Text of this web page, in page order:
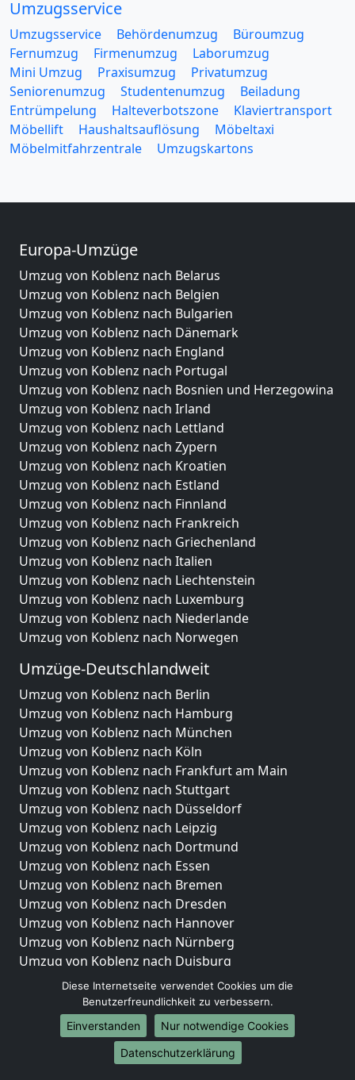
Umzugsservice
Umzugsservice Behördenumzug
Büroumzug
Fernumzug
Firmenumzug
Laborumzug
Mini Umzug
Praxisumzug
Privatumzug
Seniorenumzug
Studentenumzug
Beiladung
Entrümpelung
Halteverbotszone
Klaviertransport
Möbellift
Haushaltsauflösung
Möbeltaxi
Möbelmitfahrzentrale
Umzugskartons
Europa-Umzüge
Umzug von Koblenz nach Belarus
Umzug von Koblenz nach Belgien
Umzug von Koblenz nach Bulgarien
Umzug von Koblenz nach Dänemark
Umzug von Koblenz nach England
Umzug von Koblenz nach Portugal
Umzug von Koblenz nach Bosnien und Herzegowina
Umzug von Koblenz nach Irland
Umzug von Koblenz nach Lettland
Umzug von Koblenz nach Zypern
Umzug von Koblenz nach Kroatien
Umzug von Koblenz nach Estland
Umzug von Koblenz nach Finnland
Umzug von Koblenz nach Frankreich
Umzug von Koblenz nach Griechenland
Umzug von Koblenz nach Italien
Umzug von Koblenz nach Liechtenstein
Umzug von Koblenz nach Luxemburg
Umzug von Koblenz nach Niederlande
Umzug von Koblenz nach Norwegen
Umzüge-Deutschlandweit
Umzug von Koblenz nach Berlin
Umzug von Koblenz nach Hamburg
Umzug von Koblenz nach München
Umzug von Koblenz nach Köln
Umzug von Koblenz nach Frankfurt am Main
Umzug von Koblenz nach Stuttgart
Umzug von Koblenz nach Düsseldorf
Umzug von Koblenz nach Leipzig
Umzug von Koblenz nach Dortmund
Umzug von Koblenz nach Essen
Umzug von Koblenz nach Bremen
Umzug von Koblenz nach Dresden
Umzug von Koblenz nach Hannover
Umzug von Koblenz nach Nürnberg
Umzug von Koblenz nach Duisburg
Umzug von Koblenz nach Bochum
Umzug von Koblenz nach Wuppertal
Umzug von Koblenz nach Bielefeld
Umzug von Koblenz nach Bonn
Umzug von Koblenz nach Münster
Diese Internetseite verwendet Cookies um die
Benutzerfreundlichkeit zu verbessern.
Einverstanden
Nur notwendige Cookies
Datenschutzerklärung